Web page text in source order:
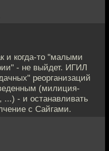
и когда-то "малыми
- не выйдет. ИГИЛ
реорганизаций
(милиция-
- и останавливать
с Сайгами.